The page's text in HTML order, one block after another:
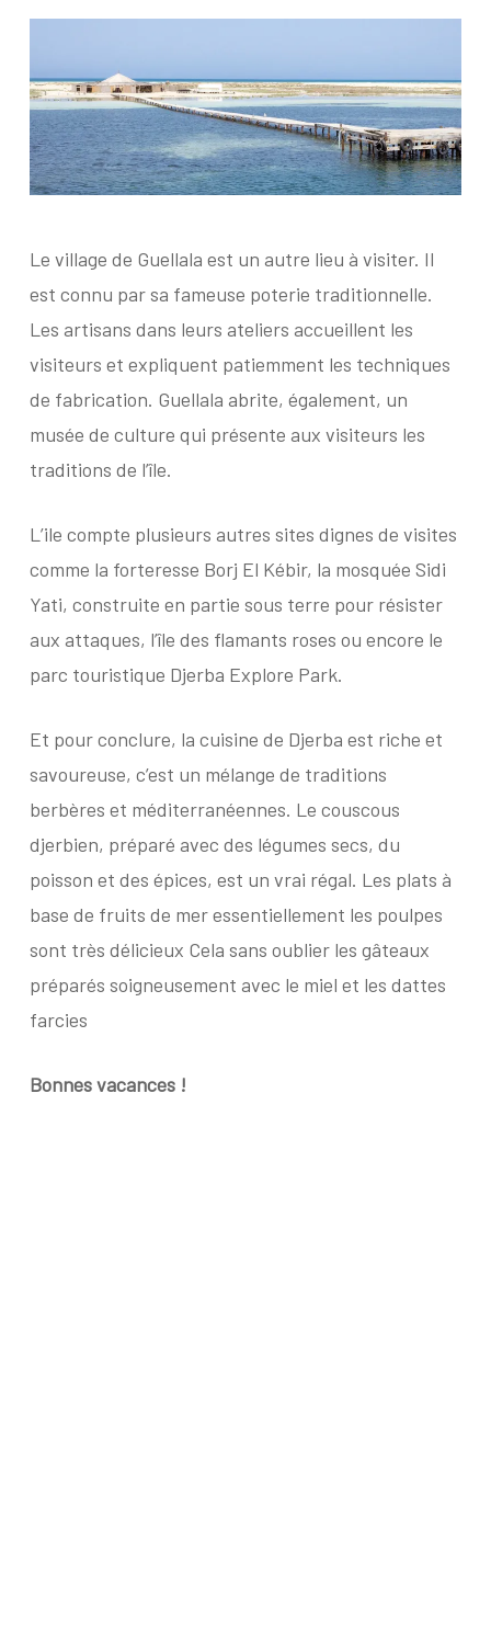
Le village de Guellala est un autre lieu à visiter. Il
est connu par sa fameuse poterie traditionnelle.
Les artisans dans leurs ateliers accueillent les
visiteurs et expliquent patiemment les techniques
de fabrication. Guellala abrite, également, un
musée de culture qui présente aux visiteurs les
traditions de l’île.
L’ile compte plusieurs autres sites dignes de visites
comme la forteresse Borj El Kébir, la mosquée Sidi
Yati, construite en partie sous terre pour résister
aux attaques, l’île des flamants roses ou encore le
parc touristique Djerba Explore Park.
Et pour conclure, la cuisine de Djerba est riche et
savoureuse, c’est un mélange de traditions
berbères et méditerranéennes. Le couscous
djerbien, préparé avec des légumes secs, du
poisson et des épices, est un vrai régal. Les plats à
base de fruits de mer essentiellement les poulpes
sont très délicieux Cela sans oublier les gâteaux
préparés soigneusement avec le miel et les dattes
farcies
Bonnes vacances !